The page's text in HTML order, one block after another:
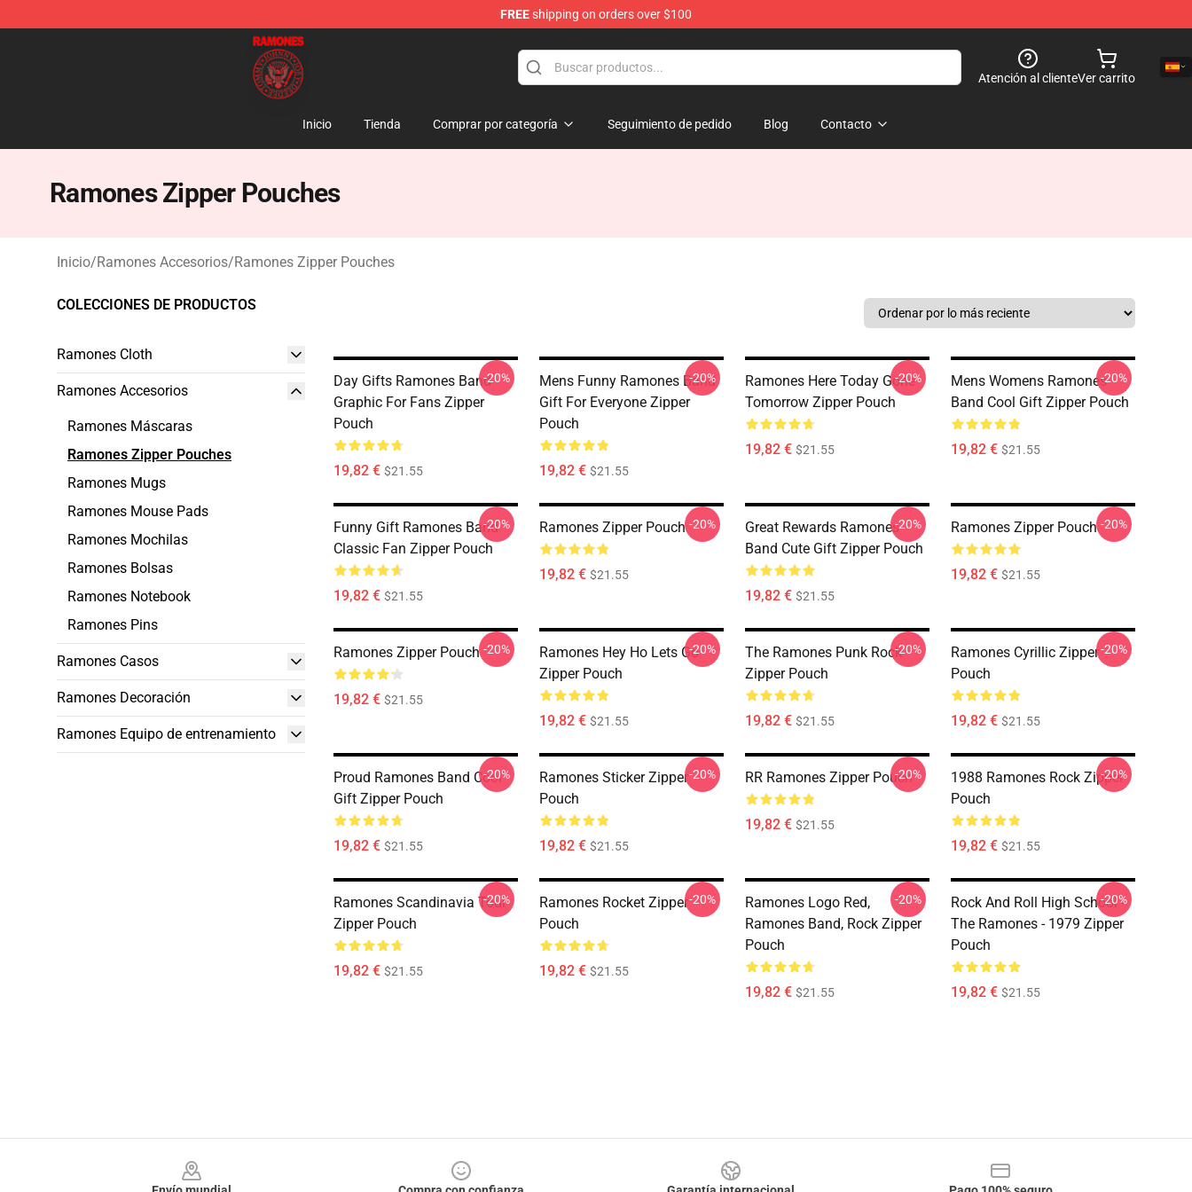
FREEshipping on orders over $100
Ramones Store - Official Ramones Merchandise Shop
Atención al clienteVer carrito
Inicio Tienda Comprar por categoría Seguimiento de pedido Blog Contacto
Ramones Zipper Pouches
Inicio/Ramones Accesorios/Ramones Zipper Pouches
COLECCIONES DE PRODUCTOS
Ramones Cloth
Ramones Accesorios
Ramones Máscaras
Ramones Zipper Pouches
Ramones Mugs
Ramones Mouse Pads
Ramones Mochilas
Ramones Bolsas
Ramones Notebook
Ramones Pins
Ramones Casos
Ramones Decoración
Ramones Equipo de entrenamiento
Day Gifts Ramones Band
Graphic For Fans Zipper
Pouch
19,82 € $21.55
-20%
Mens Funny Ramones Band
Gift For Everyone Zipper
Pouch
19,82 € $21.55
-20%
Ramones Here Today Gone
Tomorrow Zipper Pouch
19,82 € $21.55
-20%
Mens Womens Ramones
Band Cool Gift Zipper Pouch
19,82 € $21.55
-20%
Funny Gift Ramones Band
Classic Fan Zipper Pouch
19,82 € $21.55
-20% Ramones Zipper Pouch
19,82 € $21.55
-20%
Great Rewards Ramones
Band Cute Gift Zipper Pouch
19,82 € $21.55
-20% Ramones Zipper Pouch
19,82 € $21.55
-20%
Ramones Zipper Pouch
19,82 € $21.55
-20%
Ramones Hey Ho Lets Go
Zipper Pouch
19,82 € $21.55
-20%
The Ramones Punk Rock
Zipper Pouch
19,82 € $21.55
-20%
Ramones Cyrillic Zipper
Pouch
19,82 € $21.55
-20%
Proud Ramones Band Cool
Gift Zipper Pouch
19,82 € $21.55
-20%
Ramones Sticker Zipper
Pouch
19,82 € $21.55
-20% RR Ramones Zipper Pouch
19,82 € $21.55
-20%
1988 Ramones Rock Zipper
Pouch
19,82 € $21.55
-20%
Ramones Scandinavia Tour
Zipper Pouch
19,82 € $21.55
-20%
Ramones Rocket Zipper
Pouch
19,82 € $21.55
-20%
Ramones Logo Red,
Ramones Band, Rock Zipper
Pouch
19,82 € $21.55
-20%
Rock And Roll High School -
The Ramones - 1979 Zipper
Pouch
19,82 € $21.55
-20%